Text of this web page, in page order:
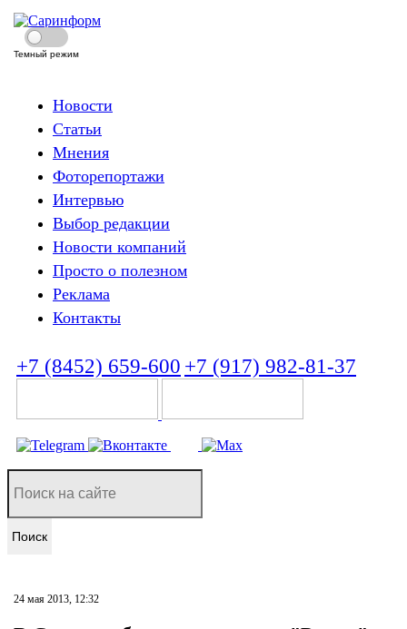
Темный режим
Новости
Статьи
Мнения
Фоторепортажи
Интервью
Выбор редакции
Новости компаний
Просто о полезном
Реклама
Контакты
+7 (8452) 659-600 +7 (917) 982-81-37
Поиск
24 мая 2013, 12:32